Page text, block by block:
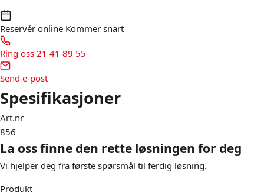
Reservér online Kommer snart
Ring oss 21 41 89 55
Send e-post
Spesifikasjoner
Art.nr
856
La oss finne den rette løsningen for deg
Vi hjelper deg fra første spørsmål til ferdig løsning.
Produkt